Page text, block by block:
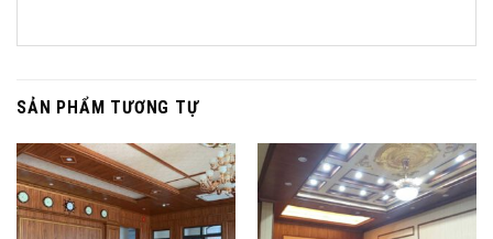
SẢN PHẨM TƯƠNG TỰ